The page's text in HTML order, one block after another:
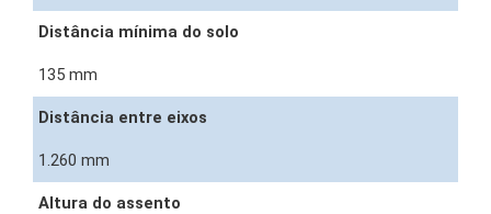
Distância mínima do solo
135 mm
Distância entre eixos
1.260 mm
Altura do assento